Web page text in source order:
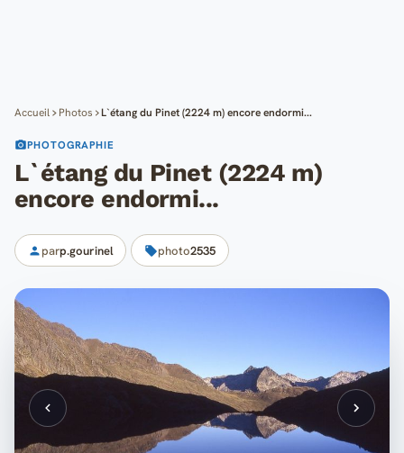
Accueil Photos L`étang du Pinet (2224 m) encore endormi...
PHOTOGRAPHIE
L`étang du Pinet (2224 m)
encore endormi...
parp.gourinel photo2535